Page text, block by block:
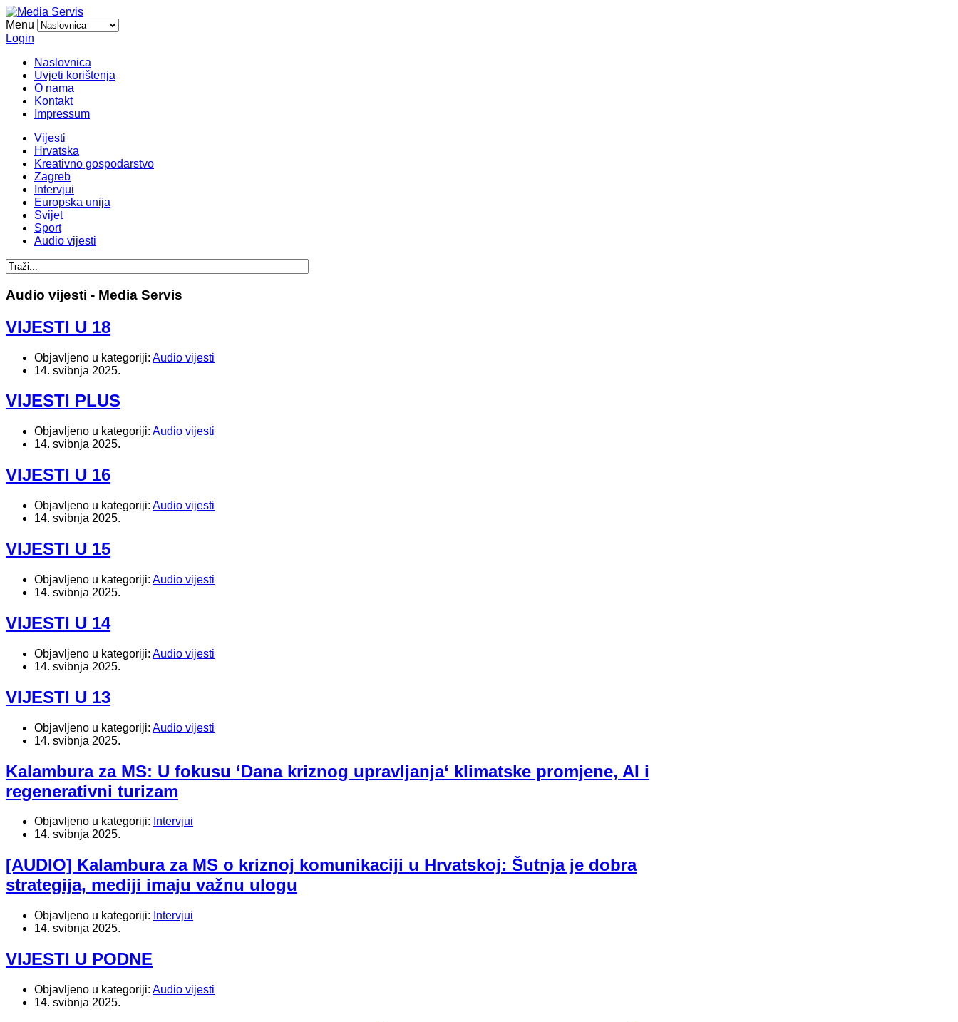
Menu
Login
Naslovnica
Uvjeti korištenja
O nama
Kontakt
Impressum
Vijesti
Hrvatska
Kreativno gospodarstvo
Zagreb
Intervjui
Europska unija
Svijet
Sport
Audio vijesti
Audio vijesti - Media Servis
VIJESTI U 18
Objavljeno u kategoriji: Audio vijesti
14. svibnja 2025.
VIJESTI PLUS
Objavljeno u kategoriji: Audio vijesti
14. svibnja 2025.
VIJESTI U 16
Objavljeno u kategoriji: Audio vijesti
14. svibnja 2025.
VIJESTI U 15
Objavljeno u kategoriji: Audio vijesti
14. svibnja 2025.
VIJESTI U 14
Objavljeno u kategoriji: Audio vijesti
14. svibnja 2025.
VIJESTI U 13
Objavljeno u kategoriji: Audio vijesti
14. svibnja 2025.
Kalambura za MS: U fokusu ‘Dana kriznog upravljanja‘ klimatske promjene, AI i
regenerativni turizam
Objavljeno u kategoriji: Intervjui
14. svibnja 2025.
[AUDIO] Kalambura za MS o kriznoj komunikaciji u Hrvatskoj: Šutnja je dobra
strategija, mediji imaju važnu ulogu
Objavljeno u kategoriji: Intervjui
14. svibnja 2025.
VIJESTI U PODNE
Objavljeno u kategoriji: Audio vijesti
14. svibnja 2025.